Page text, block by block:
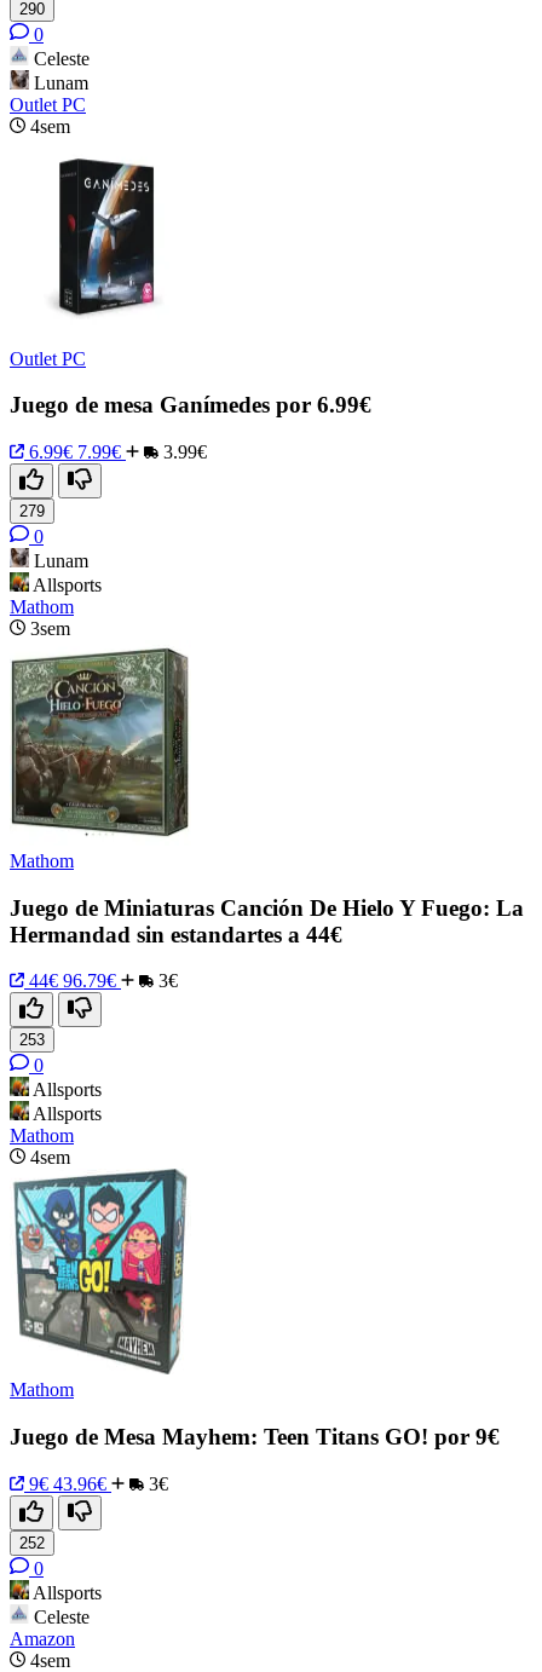
290
0
Celeste
Lunam
Outlet PC
4sem
Outlet PC
Juego de mesa Ganímedes por 6.99€
6.99€ 7.99€ 3.99€
279
0
Lunam
Allsports
Mathom
3sem
Mathom
Juego de Miniaturas Canción De Hielo Y Fuego: La
Hermandad sin estandartes a 44€
44€ 96.79€ 3€
253
0
Allsports
Allsports
Mathom
4sem
Mathom
Juego de Mesa Mayhem: Teen Titans GO! por 9€
9€ 43.96€ 3€
252
0
Allsports
Celeste
Amazon
4sem